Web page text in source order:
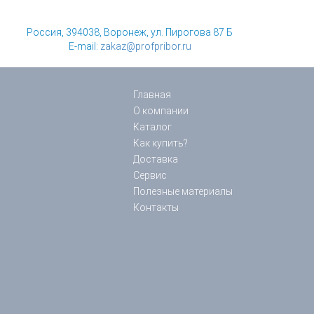
Россия, 394038, Воронеж, ул. Пирогова 87 Б
E-mail: zakaz@profpribor.ru
Главная
О компании
Каталог
Как купить?
Доставка
Сервис
Полезные материалы
Контакты